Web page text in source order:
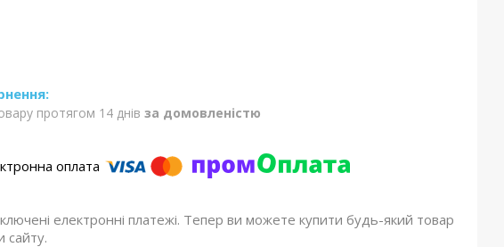
протягом 14 днів за домовленістю
електронні платежі. Тепер ви можете купити будь-який товар
сайту.